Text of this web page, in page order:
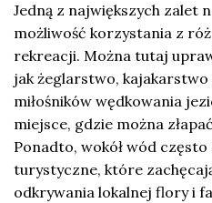
Jedną z największych zalet
możliwość korzystania z
rekreacji. Można tutaj
jak żeglarstwo,
miłośników wędkowania
miejsce, gdzie można
Ponadto, wokół wód
turystyczne, które
odkrywania lokalnej flory i